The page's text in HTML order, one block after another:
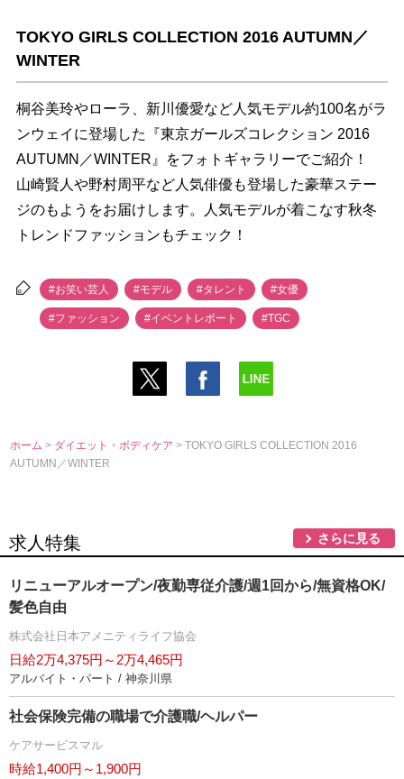
TOKYO GIRLS COLLECTION 2016 AUTUMN／
WINTER
桐谷美玲やローラ、新川優愛など人気モデル約100名がラ
ンウェイに登場した『東京ガールズコレクション 2016
AUTUMN／WINTER』をフォトギャラリーでご紹介！
山崎賢人や野村周平など人気俳優も登場した豪華ステー
ジのもようをお届けします。人気モデルが着こなす秋冬
トレンドファッションもチェック！
#お笑い芸人 #モデル #タレント #女優
#ファッション #イベントレポート #TGC
ホーム > ダイエット・ボディケア> TOKYO GIRLS COLLECTION 2016
AUTUMN／WINTER
求人特集 さらに見る
リニューアルオープン/夜勤専従介護/週1回から/無資格OK/
髪色自由
株式会社日本アメニティライフ協会
日給2万4,375円～2万4,465円
アルバイト・パート / 神奈川県
社会保険完備の職場で介護職/ヘルパー
ケアサービスマル
時給1,400円～1,900円